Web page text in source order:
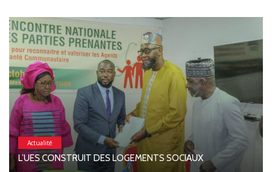
Actualité
L’UES CONSTRUIT DES LOGEMENTS SOCIAUX